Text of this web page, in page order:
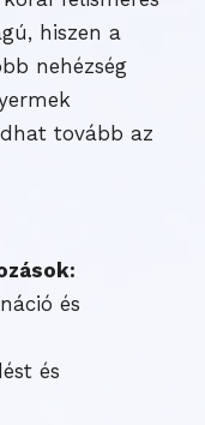
hiszen a
nehézség
tovább az
és
és